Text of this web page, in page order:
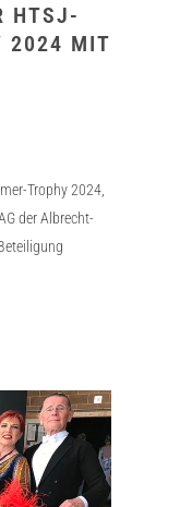
HTSJ-
2024 MIT
Trophy 2024,
der Albrecht-